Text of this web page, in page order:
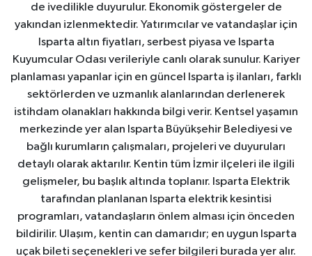
de ivedilikle duyurulur. Ekonomik göstergeler de
yakından izlenmektedir. Yatırımcılar ve vatandaşlar için
Isparta altın fiyatları, serbest piyasa ve Isparta
Kuyumcular Odası verileriyle canlı olarak sunulur. Kariyer
planlaması yapanlar için en güncel Isparta iş ilanları, farklı
sektörlerden ve uzmanlık alanlarından derlenerek
istihdam olanakları hakkında bilgi verir. Kentsel yaşamın
merkezinde yer alan Isparta Büyükşehir Belediyesi ve
bağlı kurumların çalışmaları, projeleri ve duyuruları
detaylı olarak aktarılır. Kentin tüm İzmir ilçeleri ile ilgili
gelişmeler, bu başlık altında toplanır. Isparta Elektrik
tarafından planlanan Isparta elektrik kesintisi
programları, vatandaşların önlem alması için önceden
bildirilir. Ulaşım, kentin can damarıdır; en uygun Isparta
uçak bileti seçenekleri ve sefer bilgileri burada yer alır.